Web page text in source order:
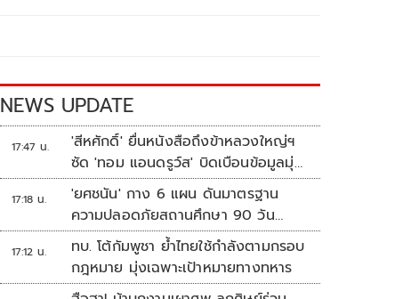
NEWS UPDATE
17:47 น.
'สีหศักดิ์' ยื่นหนังสือถึงข้าหลวงใหญ่ฯ
ซัด 'ทอม แอนดรูว์ส' บิดเบือนข้อมูลมุ่ง
แสวงหาผลประโยชน์ทางการเมือง
17:18 น.
'ยศชนัน' กาง 6 แผน ดันมาตรฐาน
ความปลอดภัยสถานศึกษา 90 วัน
ป้องกันก่อเหตุรุนแรง
17:12 น.
ทบ. โต้กัมพูชา ย้ำไทยใช้กำลังตามกรอบ
กฎหมาย มุ่งเฉพาะเป้าหมายทางทหาร